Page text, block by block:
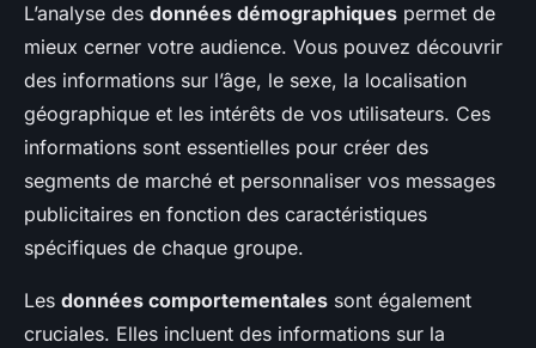
L’analyse des données démographiques permet de
mieux cerner votre audience. Vous pouvez découvrir
des informations sur l’âge, le sexe, la localisation
géographique et les intérêts de vos utilisateurs. Ces
informations sont essentielles pour créer des
segments de marché et personnaliser vos messages
publicitaires en fonction des caractéristiques
spécifiques de chaque groupe.
Les données comportementales sont également
cruciales. Elles incluent des informations sur la